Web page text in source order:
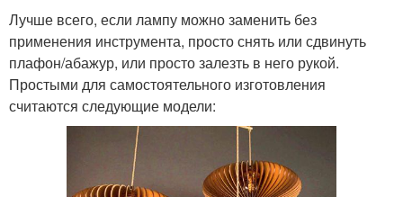
Лучше всего, если лампу можно заменить без
применения инструмента, просто снять или сдвинуть
плафон/абажур, или просто залезть в него рукой.
Простыми для самостоятельного изготовления
считаются следующие модели: